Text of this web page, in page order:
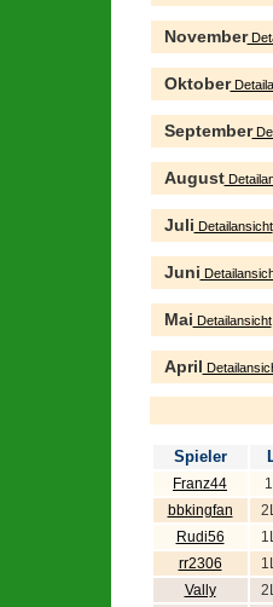
November
Oktober
September
August
Juli Detailansicht
Juni
Mai Detailansicht
April
Spieler
Franz44
bbkingfan
Rudi56
rr2306
Vally